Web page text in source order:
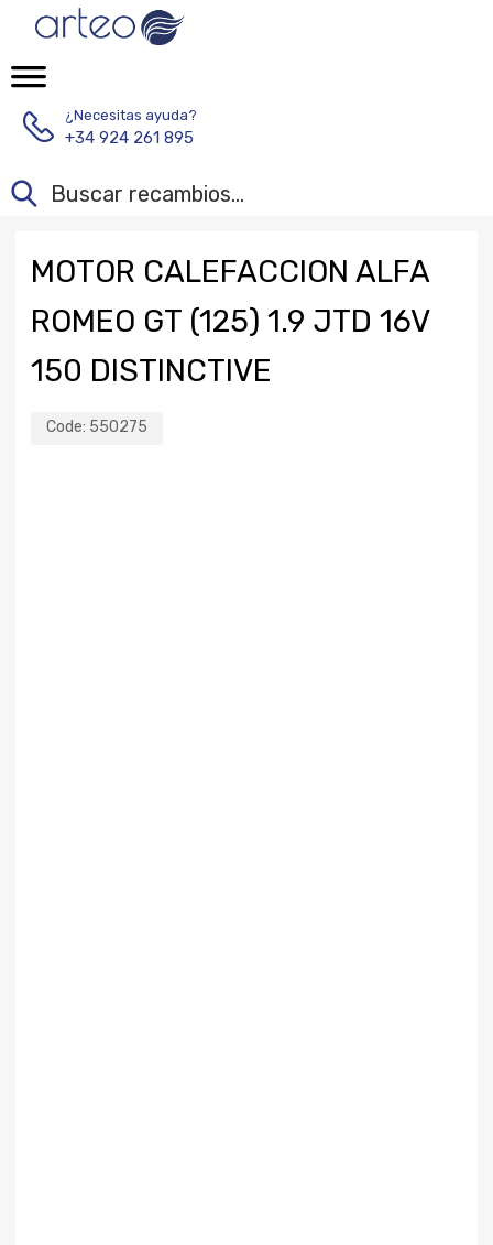
¿Necesitas ayuda?
+34 924 261 895
MOTOR CALEFACCION ALFA
ROMEO GT (125) 1.9 JTD 16V
150 DISTINCTIVE
Code: 550275